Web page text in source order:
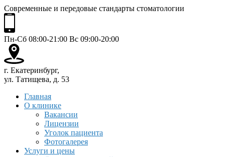
Современные и передовые стандарты стоматологии
Пн-Сб 08:00-21:00 Вс 09:00-20:00
г. Екатеринбург,
ул. Татищева, д. 53
Главная
О клинике
Вакансии
Лицензии
Уголок пациента
Фотогалерея
Услуги и цены